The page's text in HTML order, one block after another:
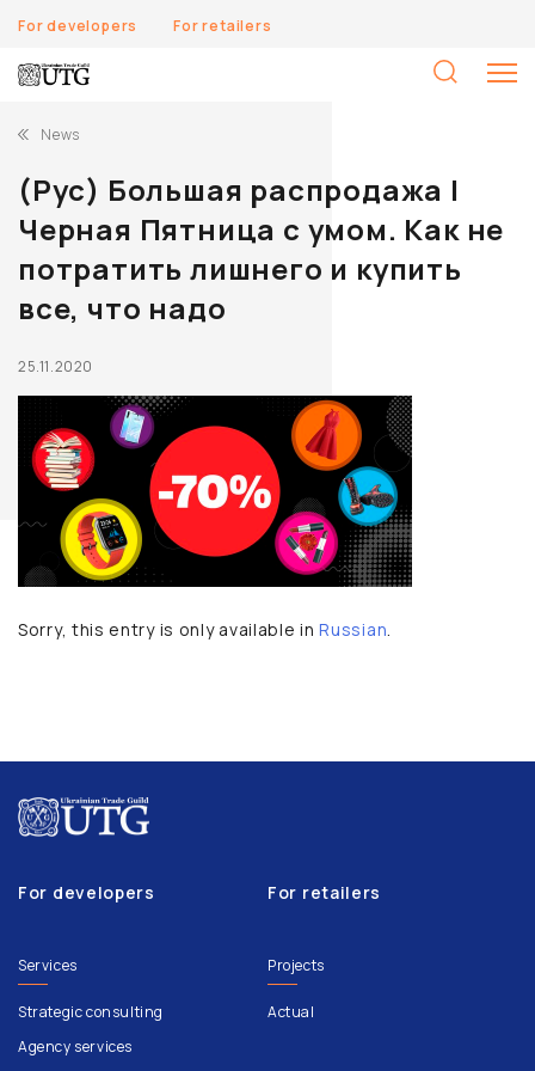
For developers For retailers
News
(Рус) Большая распродажа |
Черная Пятница с умом. Как не
потратить лишнего и купить
все, что надо
25.11.2020
Sorry, this entry is only available inRussian.
For developers For retailers
Services
Strategic consulting
Agency services
Projects
Actual